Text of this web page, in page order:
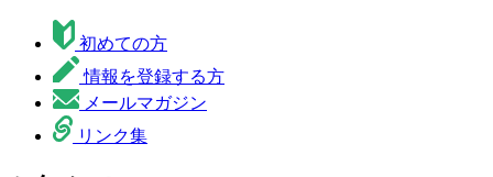
初めての方
情報を登録する方
メールマガジン
リンク集